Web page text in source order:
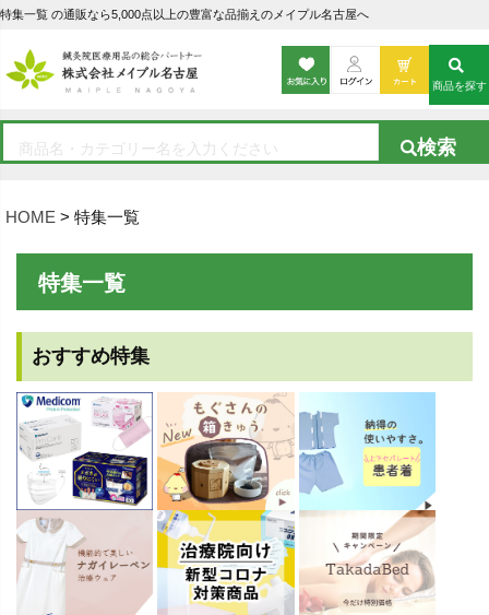
特集一覧 の通販なら5,000点以上の豊富な品揃えのメイプル名古屋へ
HOME 特集一覧
商品を探す
特集一覧
おすすめ特集